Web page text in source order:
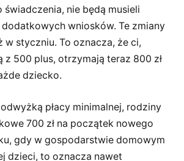
nie będą musieli
dodatkowych wniosków. Te zmiany
w styczniu. To oznacza, że ci,
500 plus, otrzymają teraz 800 zł
dziecko.
płacy minimalnej, rodziny
700 zł na początek nowego
gdy w gospodarstwie domowym
dzieci, to oznacza nawet